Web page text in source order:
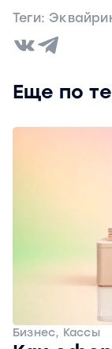
Теги:
Еще по
Бизнес, Кассы